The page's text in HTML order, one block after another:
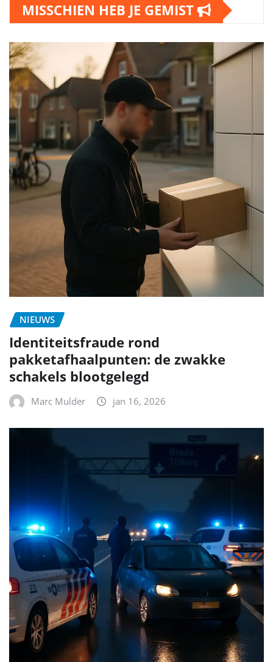
MISSCHIEN HEB JE GEMIST
NIEUWS
Identiteitsfraude rond
pakketafhaalpunten: de zwakke
schakels blootgelegd
Marc Mulder jan 16, 2026